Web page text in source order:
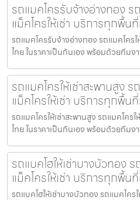
รถแมคโครรับจ้างอ่างทอง ร
แม็คโครให้เช่า บริการทุกพื้น
รถแมคโครรับจ้างอ่างทอง รถแมคโคร
ไทย ในราคาเป็นกันเอง พร้อมด้วยทีม
รถแมคโครให้เช่าสะพานสูง
แม็คโครให้เช่า บริการทุกพื้น
รถแมคโครให้เช่าสะพานสูง รถแมคโคร
ไทย ในราคาเป็นกันเอง พร้อมด้วยทีม
รถแบคโฮให้เช่าบางบัวทอง
แม็คโครให้เช่า บริการทุกพื้น
รถแบคโฮให้เช่าบางบัวทอง รถแมคโคร